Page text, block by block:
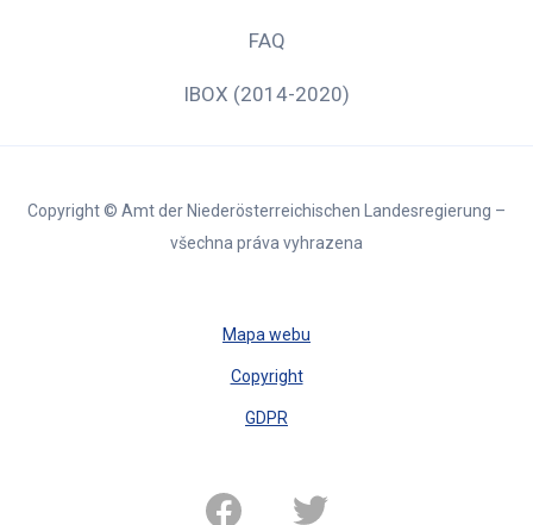
FAQ
IBOX (2014-2020)
Copyright © Amt der Niederösterreichischen Landesregierung –
všechna práva vyhrazena
Mapa webu
Copyright
GDPR